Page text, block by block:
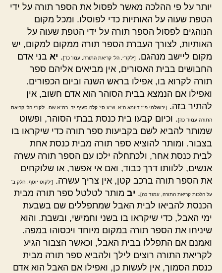
יותר על פי ההלכה מאשר לפסול את הספר תורה על ידי
הטפת שעוה על האותיות כדי לפוסלו. ומכל מקום
הנוהגים לפסול הספר תורה על ידי הטפת שעוה על
האותיות, לצורך העברת הספר תורה ממקום למקום, יש
מקום ליישב מנהגם.
[ילקו"י, הל' קריאת התורה, עמו' כד]. יא בני אדם
החבושים בבית האסורים, אין מביאים אליהם ספר
תורה לקרוא בו, אפילו בראש השנה וביום הכפורים.
ואפילו אם הנמצא בבית הסוהר הוא אדם חשוב, אין
להתיר בזה.
[ירושלמי פ"ז דיומא ה"א. ש"ע סי' קלה סעיף יד. רמ"א שם. ילקו"י הל' קריאת
התורה עמוד כה]. וכיום קבעו בית כנסת בבתי הסוהר, ופשוט
שמותר להביא לשם בקביעות ספר תורה כדי שיקראו בו
בצבור. ומותר להוציא ספר תורה מבית כנסת אחת
לבית כנסת אחר, ולכתחלה ילכו עם הספר תורה עשרה
אנשים, ללוותו דרך כבוד, ואם אי אפשר, או שלוקחים
את הספר תורה ברכב קטן, אין צריך עשרה.
[ילקוט יוסף, חלק ב'
על הלכות קריאת התורה, עמוד כה]. יב מותר לטלטל ספר תורה מבית
הכנסת להביאו לבית האבל שמתפללים שם בשבעת
ימי האבל, כדי שיקראו בו בשני וחמישי, ובשבת. והוא
שיניחו את הספר תורה במקום מיוחד ויכסוהו במפה.
ואמנם אם התפללו בבית האבל, וכאשר הצבור הגיע
לקריאת התורה רוצים לילך ולהביא ספר תורה מבית
כנסת הסמוך, אין לעשות כן, ואפילו אם האבל הוא אדם